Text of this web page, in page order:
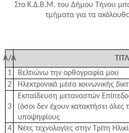
Στο Κ.Δ.Β.Μ. του Δήμου Τήνου
τμήματα για τα
Α/Α
1
Βελτιώνω την ορθογραφία μου
2
Ηλεκτρονικά μέσα κοινωνικής
3
Εκπαίδευση μεταναστών
(όσοι δεν έχουν κατακτήσει όλες
υποψηφίους
4
Νέες τεχνολογίες στην Τρίτη